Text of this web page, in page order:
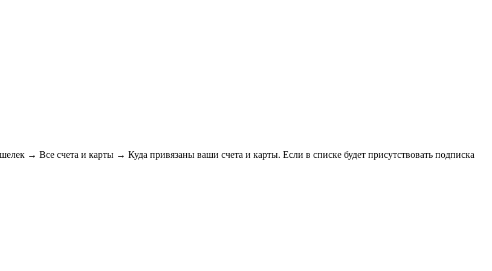
→ Все счета и карты → Куда привязаны ваши счета и карты. Если в списке будет присутствовать подписка